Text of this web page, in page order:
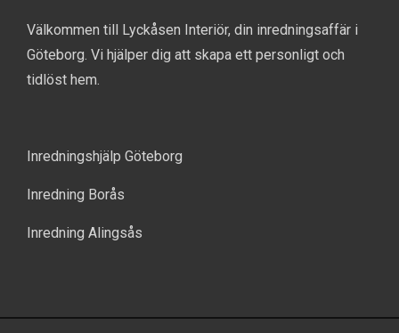
Välkommen till Lyckåsen Interiör, din inredningsaffär i
Göteborg. Vi hjälper dig att skapa ett personligt och
tidlöst hem.
Inredningshjälp Göteborg
Inredning Borås
Inredning Alingsås